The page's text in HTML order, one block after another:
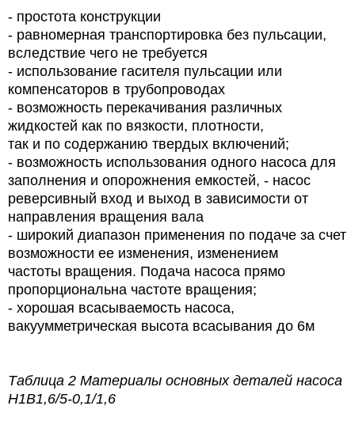
- простота конструкции
- равномерная транспортировка без пульсации,
вследствие чего не требуется
- использование гасителя пульсации или
компенсаторов в трубопроводах
- возможность перекачивания различных
жидкостей как по вязкости, плотности,
так и по содержанию твердых включений;
- возможность использования одного насоса для
заполнения и опорожнения емкостей, - насос
реверсивный вход и выход в зависимости от
направления вращения вала
- широкий диапазон применения по подаче за счет
возможности ее изменения, изменением
частоты вращения. Подача насоса прямо
пропорциональна частоте вращения;
- хорошая всасываемость насоса,
вакуумметрическая высота всасывания до 6м
Таблица 2 Материалы основных деталей насоса
Н1В1,6/5-0,1/1,6